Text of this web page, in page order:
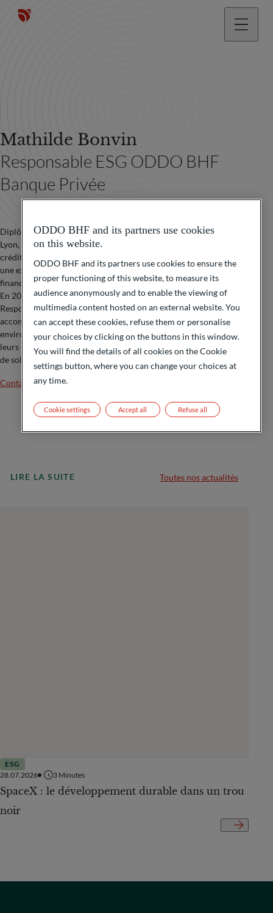
PAYS
Mathilde Bonvin
Responsable ESG ODDO BHF
Banque Privée
Diplômée de la London School of Economics (LSE) et Sciences Po
Lyon, Mathilde Bonvin débute sa carrière en tant qu’analyste
crédit au sein de l'agence de notation Moody’s, où elle développe
une expertise approfondie de l’analyse financière et extra-
financière des entreprises.
En 2023, elle rejoint la Banque Privée ODDO BHF en tant que
Responsable de l’Investissement Durable. À ce poste, elle
accompagne les clients souhaitant intégrer des critères
environnementaux, sociaux et de gouvernance (ESG) au cœur de
leurs décisions d’investissement, et contribue au développement
de solutions durables au sein de la banque.
Contacter l’auteur
LIRE LA SUITE Toutes nos actualités
ESG
28.07.2026
3 Minutes
SpaceX : le développement durable dans un trou
noir
ODDO BHF and its partners use cookies
on this website.
ODDO BHF and its partners use cookies to ensure the
proper functioning of this website, to measure its
audience anonymously and to enable the viewing of
multimedia content hosted on an external website. You
can accept these cookies, refuse them or personalise
your choices by clicking on the buttons in this window.
You will find the details of all cookies on the Cookie
settings button, where you can change your choices at
any time.
Cookie settings Refuse all
Accept all